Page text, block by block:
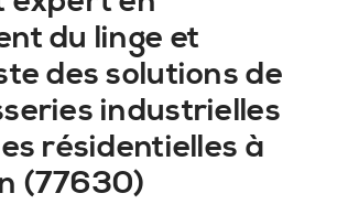
du linge et
des solutions de
industrielles
résidentielles à
(77630)